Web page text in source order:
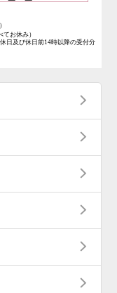
てお休み）
日及び休日前14時以降の受付分